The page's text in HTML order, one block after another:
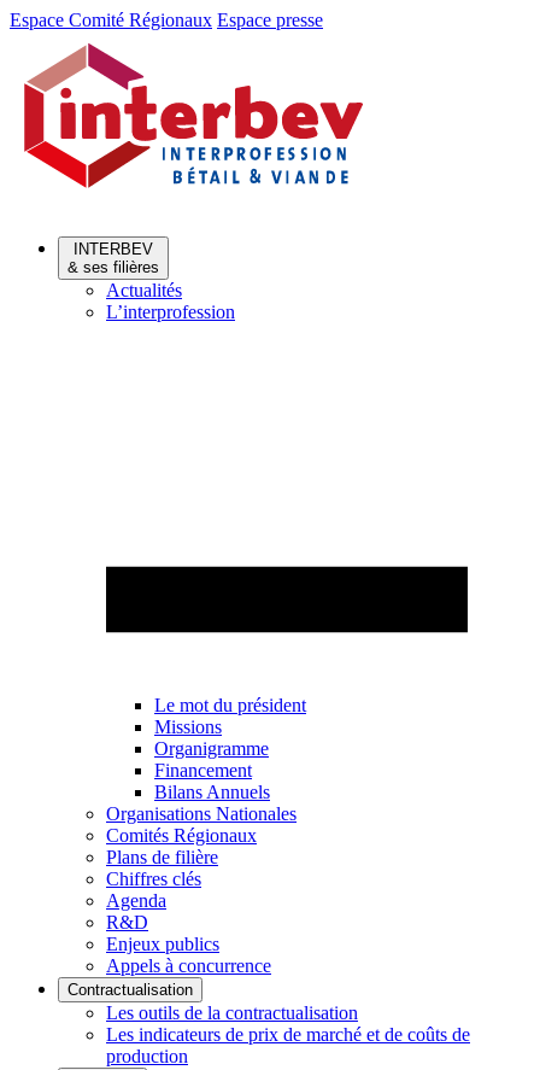
Aller
Aller
contenu
Espace Comité Régionaux Espace presse
INTERBEV
& ses filières
Actualités
L’interprofession
Le mot du président
Missions
Organigramme
Financement
Bilans Annuels
Organisations Nationales
Comités Régionaux
Plans de filière
Chiffres clés
Agenda
R&D
Enjeux publics
Appels à concurrence
Contractualisation
Les outils de la contractualisation
Les indicateurs de prix de marché et de coûts de
production